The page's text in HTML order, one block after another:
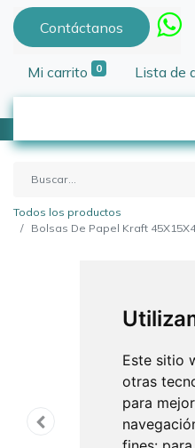
Este sitio
otras
para
Contáctanos
Mi carrito 0 Lista de
Todos los productos
Bolsas De Papel Kraft